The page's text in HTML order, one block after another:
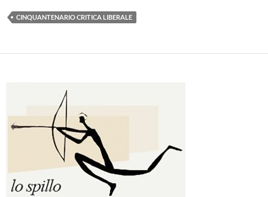
CINQUANTENARIO CRITICA LIBERALE